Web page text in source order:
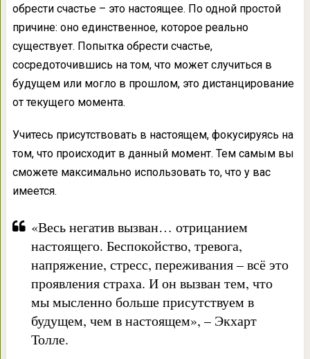
обрести счастье – это настоящее. По одной простой
причине: оно единственное, которое реально
существует. Попытка обрести счастье,
сосредоточившись на том, что может случиться в
будущем или могло в прошлом, это дистанцирование
от текущего момента.
Учитесь присутствовать в настоящем, фокусируясь на
том, что происходит в данный момент. Тем самым вы
сможете максимально использовать то, что у вас
имеется.
«Весь негатив вызван… отрицанием
настоящего. Беспокойство, тревога,
напряжение, стресс, переживания – всё это
проявления страха. И он вызван тем, что
мы мысленно больше присутствуем в
будущем, чем в настоящем», – Экхарт
Толле.